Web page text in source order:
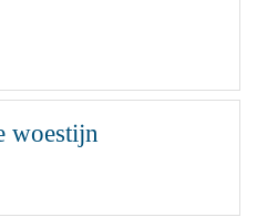
woestijn